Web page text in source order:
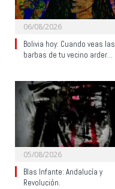
06/08/2026
Bolivia hoy: Cuando veas las
barbas de tu vecino arder…
05/08/2026
Blas Infante: Andalucía y
Revolución.